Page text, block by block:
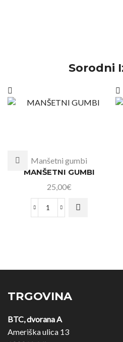
Sorodni
Manšetni gumbi
MANŠETNI GUMBI
25,00€
TRGOVINA
BTC, dvorana A
Ameriška ulica 13